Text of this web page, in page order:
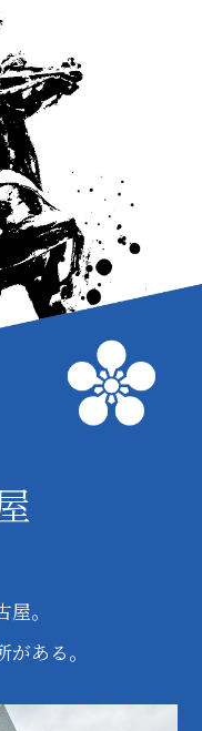
。
ある。